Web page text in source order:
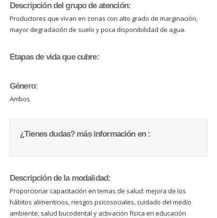
Descripción del grupo de atención:
Productores que vivan en zonas con alto grado de marginación,
mayor degradación de suelo y poca disponibilidad de agua.
Etapas de vida que cubre:
Género:
Ambos
¿Tienes dudas? más información en :
Descripción de la modalidad:
Proporcionar capacitación en temas de salud: mejora de los
hábitos alimenticios, riesgos psicosociales, cuidado del medio
ambiente, salud bucodental y activación física en educación